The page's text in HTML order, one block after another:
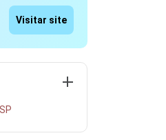
Visitar site